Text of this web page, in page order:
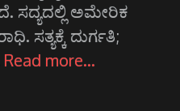
ಸದ್ಯದಲ್ಲಿ ಅಮೇರಿಕ
ಸತ್ಯಕ್ಕೆ ದುರ್ಗತಿ;
Read more…